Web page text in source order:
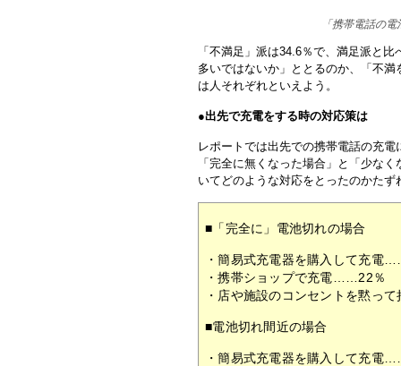
「携帯電話の
「不満足」派は34.6％で、満足派と
多いではないか」ととるのか、「不
は人それぞれといえよう。
●出先で充電をする時の対応策は
レポートでは出先での携帯電話の充
「完全に無くなった場合」と「少な
いてどのような対応をとったのかた
■「完全に」電池切れの場合
・簡易式充電器を購入して充電
・携帯ショップで充電……22％
・店や施設のコンセントを黙っ
■電池切れ間近の場合
・簡易式充電器を購入して充電